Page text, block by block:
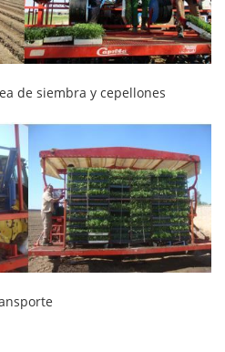
de siembra y cepellones